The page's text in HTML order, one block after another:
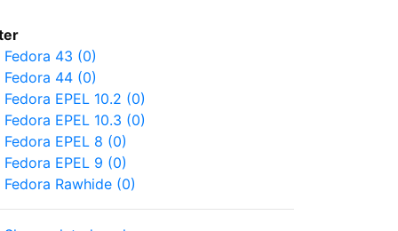
Fedora 43 (0)
Fedora 44 (0)
Fedora EPEL 10.2 (0)
Fedora EPEL 10.3 (0)
Fedora EPEL 8 (0)
Fedora EPEL 9 (0)
Fedora Rawhide (0)